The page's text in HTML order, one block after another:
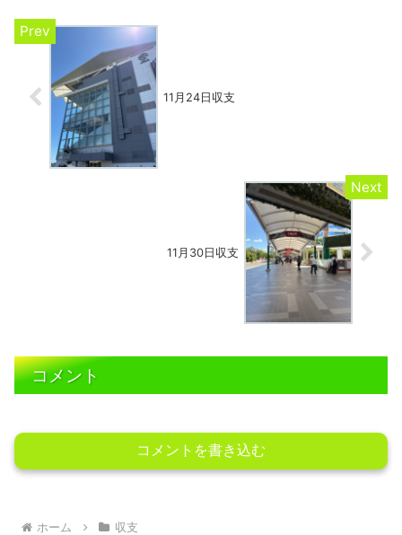
11月24日収支
11月30日収支
コメント
コメントを書き込む
ホーム 収支